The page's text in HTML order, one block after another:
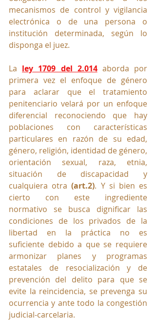
mecanismos de control y vigilancia
electrónica o de una persona o
institución determinada, según lo
disponga el juez.
La ley 1709 del 2.014 aborda por
primera vez el enfoque de género
para aclarar que el tratamiento
penitenciario velará por un enfoque
diferencial reconociendo que hay
poblaciones con características
particulares en razón de su edad,
género, religión, identidad de género,
orientación sexual, raza, etnia,
situación de discapacidad y
cualquiera otra (art.2). Y si bien es
cierto con este ingrediente
normativo se busca dignificar las
condiciones de los privados de la
libertad en la práctica no es
suficiente debido a que se requiere
armonizar planes y programas
estatales de resocialización y de
prevención del delito para que se
evite la reincidencia, se prevenga su
ocurrencia y ante todo la congestión
judicial-carcelaria.